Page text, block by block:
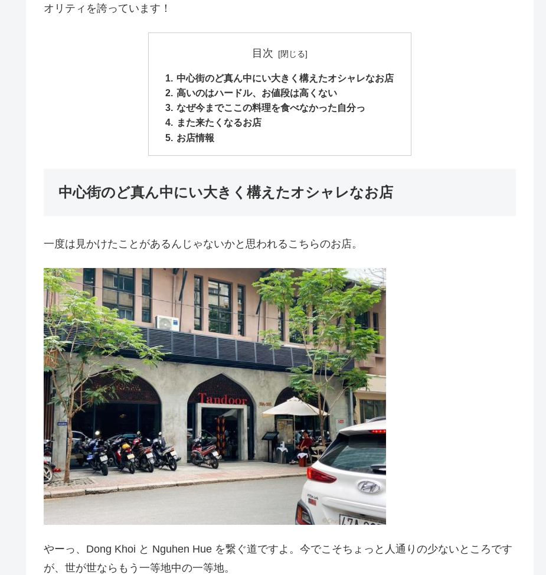
オリティを誇っています！
目次
中心街のど真ん中にい大きく構えたオシャレなお店
高いのはハードル、お値段は高くない
なぜ今までここの料理を食べなかった自分っ
また来たくなるお店
お店情報
中心街のど真ん中にい大きく構えたオシャレなお店
一度は見かけたことがあるんじゃないかと思われるこちらのお店。
やーっ、Dong Khoi と Nguhen Hue を繋ぐ道ですよ。今でこそちょっと人通りの少ないところです
が、世が世ならもう一等地中の一等地。